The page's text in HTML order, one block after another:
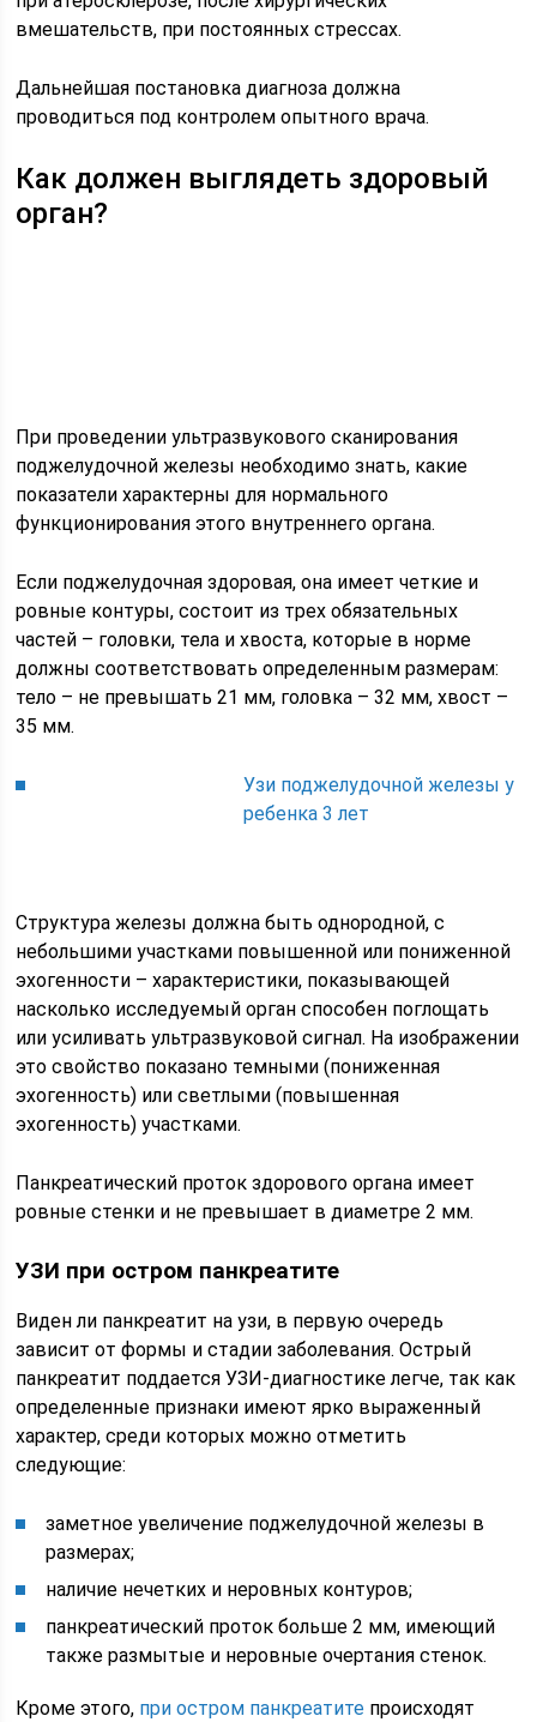
вмешательств, при постоянных стрессах.
Дальнейшая постановка диагноза должна
проводиться под контролем опытного врача.
Как должен выглядеть здоровый
орган?
При проведении ультразвукового сканирования
поджелудочной железы необходимо знать, какие
показатели характерны для нормального
функционирования этого внутреннего органа.
Если поджелудочная здоровая, она имеет четкие и
ровные контуры, состоит из трех обязательных
частей – головки, тела и хвоста, которые в норме
должны соответствовать определенным размерам:
тело – не превышать 21 мм, головка – 32 мм, хвост –
35 мм.
Узи поджелудочной железы у
ребенка 3 лет
Структура железы должна быть однородной, с
небольшими участками повышенной или пониженной
эхогенности – характеристики, показывающей
насколько исследуемый орган способен поглощать
или усиливать ультразвуковой сигнал. На изображении
это свойство показано темными (пониженная
эхогенность) или светлыми (повышенная
эхогенность) участками.
Панкреатический проток здорового органа имеет
ровные стенки и не превышает в диаметре 2 мм.
УЗИ при остром панкреатите
Виден ли панкреатит на узи, в первую очередь
зависит от формы и стадии заболевания. Острый
панкреатит поддается УЗИ-диагностике легче, так как
определенные признаки имеют ярко выраженный
характер, среди которых можно отметить
следующие:
заметное увеличение поджелудочной железы в
размерах;
наличие нечетких и неровных контуров;
панкреатический проток больше 2 мм, имеющий
также размытые и неровные очертания стенок.
Кроме этого, при остром панкреатите происходят